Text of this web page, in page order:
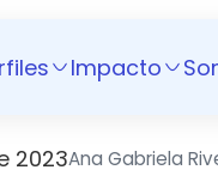
Impacto
2023Ana Gabriela